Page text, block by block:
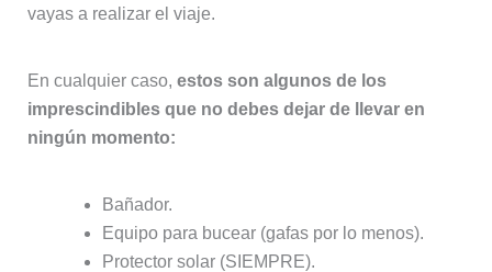
vayas a realizar el viaje.
En cualquier caso, estos son algunos de los
imprescindibles que no debes dejar de llevar en
ningún momento:
Bañador.
Equipo para bucear (gafas por lo menos).
Protector solar (SIEMPRE).